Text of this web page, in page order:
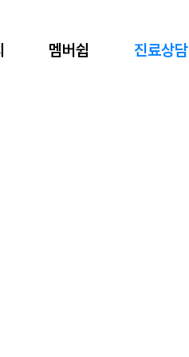
멤버쉽 진료상담